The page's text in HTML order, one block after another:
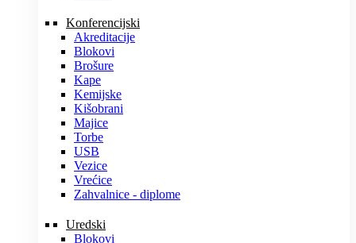
Konferencijski
Akreditacije
Blokovi
Brošure
Kape
Kemijske
Kišobrani
Majice
Torbe
USB
Vezice
Vrećice
Zahvalnice - diplome
Uredski
Blokovi